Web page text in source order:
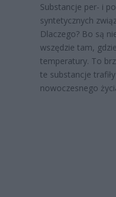
Substancje per- i
syntetycznych
Dlaczego? Bo są
wszędzie tam,
temperatury. To
te substancje
nowoczesnego